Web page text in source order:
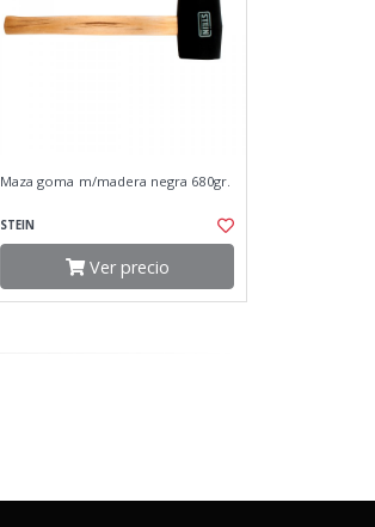
Maza goma m/madera negra 680gr.
STEIN
Ver precio